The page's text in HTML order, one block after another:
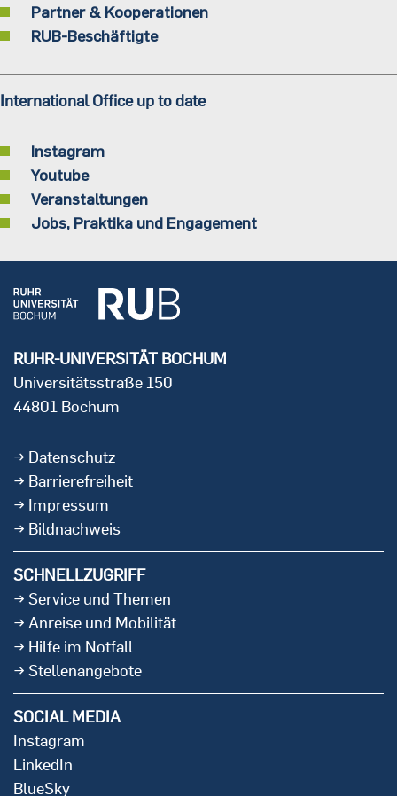
Partner & Kooperationen
RUB-Beschäftigte
International Office up to date
Instagram
Youtube
Veranstaltungen
Jobs, Praktika und Engagement
RUHR-UNIVERSITÄT BOCHUM
Universitätsstraße 150
44801 Bochum
Datenschutz
Barrierefreiheit
Impressum
Bildnachweis
SCHNELLZUGRIFF
Service und Themen
Anreise und Mobilität
Hilfe im Notfall
Stellenangebote
SOCIAL MEDIA
Instagram
LinkedIn
BlueSky